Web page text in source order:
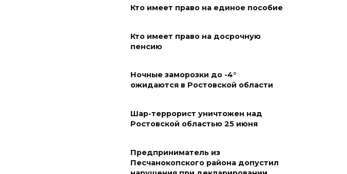
В Таганроге из-за аварии
улицах
07 августа 2026 18:42
В Ростовской области более
2000 жителей бесплатно
07 августа 2026 18:38
Кто имеет право на единое пособие
Кто имеет право на досрочную
пенсию
Ночные заморозки до -4°
ожидаются в Ростовской области
Шар-террорист уничтожен над
Ростовской областью 25 июня
Предприниматель из
Песчанокопского района допустил